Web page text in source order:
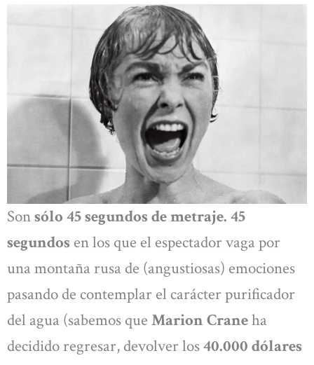
Sonsólo 45 segundos de metraje. 45
segundos en los que el espectador vaga por
una montaña rusa de (angustiosas) emociones
pasando de contemplar el carácter purificador
del agua (sabemos que Marion Craneha
decidido regresar, devolver los40.000 dólares